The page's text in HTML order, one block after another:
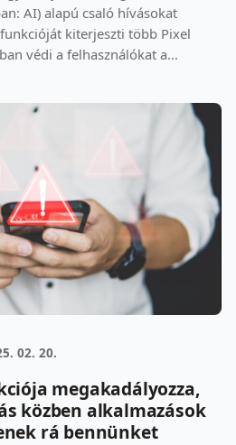
AI) alapú csaló hívásokat
kiterjeszti több Pixel
védi a felhasználókat a...
02. 20.
megakadályozza,
közben alkalmazások
rá bennünket